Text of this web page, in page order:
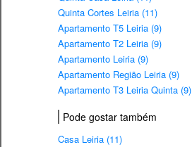
Quinta Cortes Leiria (11)
Apartamento T5 Leiria (9)
Apartamento T2 Leiria (9)
Apartamento Leiria (9)
Apartamento Região Leiria (9)
Apartamento T3 Leiria Quinta (9)
Pode gostar também
Casa Leiria (11)